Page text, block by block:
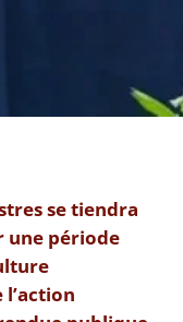
se tiendra
une période